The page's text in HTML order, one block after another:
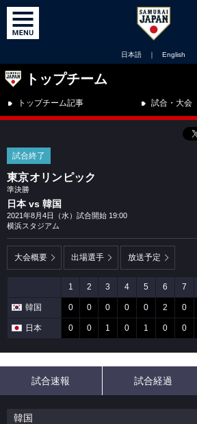
日本語 ｜ English
トップチーム
トップチーム記事 試合・大会
試合終了
東京オリンピック
準決勝
日本 vs 韓国
2021年8月4日（水）試合開始 19:00
横浜スタジアム
大会概要 出場選手 放送予定
1 2 3 4 5 6 7
韓国 0 0 0 0 0 2 0
日本 0 0 1 0 1 0 0
試合速報 試合経過
韓国